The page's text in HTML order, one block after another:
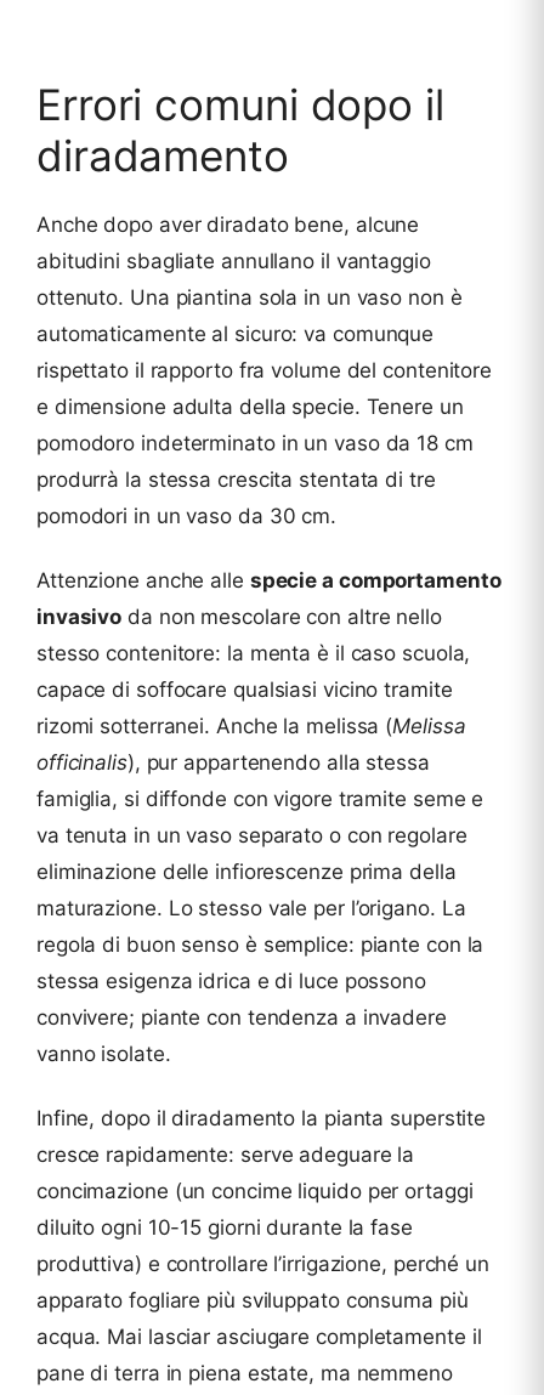
Errori comuni dopo il
diradamento
Anche dopo aver diradato bene, alcune
abitudini sbagliate annullano il vantaggio
ottenuto. Una piantina sola in un vaso non è
automaticamente al sicuro: va comunque
rispettato il rapporto fra volume del contenitore
e dimensione adulta della specie. Tenere un
pomodoro indeterminato in un vaso da 18 cm
produrrà la stessa crescita stentata di tre
pomodori in un vaso da 30 cm.
Attenzione anche alle specie a comportamento
invasivo da non mescolare con altre nello
stesso contenitore: la menta è il caso scuola,
capace di soffocare qualsiasi vicino tramite
rizomi sotterranei. Anche la melissa (Melissa
officinalis), pur appartenendo alla stessa
famiglia, si diffonde con vigore tramite seme e
va tenuta in un vaso separato o con regolare
eliminazione delle infiorescenze prima della
maturazione. Lo stesso vale per l’origano. La
regola di buon senso è semplice: piante con la
stessa esigenza idrica e di luce possono
convivere; piante con tendenza a invadere
vanno isolate.
Infine, dopo il diradamento la pianta superstite
cresce rapidamente: serve adeguare la
concimazione (un concime liquido per ortaggi
diluito ogni 10-15 giorni durante la fase
produttiva) e controllare l’irrigazione, perché un
apparato fogliare più sviluppato consuma più
acqua. Mai lasciar asciugare completamente il
pane di terra in piena estate, ma nemmeno